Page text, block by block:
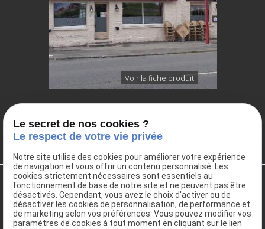
Voir la fiche produit
< 1 2 3 4 5
Le secret de nos cookies ?
Le respect de votre vie privée
Notre site utilise des cookies pour améliorer votre expérience
de navigation et vous offrir un contenu personnalisé. Les
cookies strictement nécessaires sont essentiels au
fonctionnement de base de notre site et ne peuvent pas être
désactivés. Cependant, vous avez le choix d'activer ou de
désactiver les cookies de personnalisation, de performance et
de marketing selon vos préférences. Vous pouvez modifier vos
paramètres de cookies à tout moment en cliquant sur le lien